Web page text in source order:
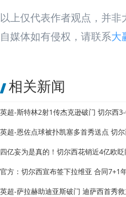
以上仅代表作者观点，并非
自媒体如有侵权，请联系大
相关新闻
英超-斯特林2射1传杰克逊破门 切尔西
英超-恩佐点球被扑凯塞多首秀送点 切
官方：切尔西宣布签下拉维亚 合同7+1
英超-萨拉赫助迪亚斯破门 迪萨西首秀